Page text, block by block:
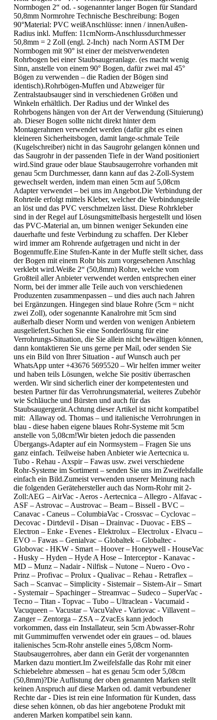
Normbogen 2“ od. - sogenannter langer Bogen für Standard
50,8mm Normrohre Technische Beschreibung: Bogen
90°Material: PVC weißAnschlüsse: innen / innenAußen-
Radius inkl. Muffen: 11cmNorm-Anschlussdurchmesser
50,8mm = 2 Zoll (engl. 2-Inch) nach Norm ASTM Der
Normbogen mit 90° ist einer der meistverwendeten
Rohrbogen bei einer Staubsaugeranlage. (es macht wenig
Sinn, anstelle von einem 90° Bogen, dafür zwei mal 45°
Bögen zu verwenden – die Radien der Bögen sind
identisch).Rohrbögen-Muffen und Abzweiger für
Zentralstaubsauger sind in verschiedenen Größen und
Winkeln erhältlich. Der Radius und der Winkel des
Rohrbogens hängen von der Art der Verwendung (Situierung)
ab. Dieser Bogen sollte nicht direkt hinter dem
Montagerahmen verwendet werden (dafür gibt es einen
kleineren Sicherheitsbogen, damit lange-schmale Teile
(Kugelschreiber) nicht in das Saugrohr gelangen können und
das Saugrohr in der passenden Tiefe in der Wand positioniert
wird.Sind graue oder blaue Staubsaugerrohre vorhanden mit
genau 5cm Durchmesser, dann kann auf das 2-Zoll-System
gewechselt werden, indem man einen 5cm auf 5,08cm
Adapter verwendet – bei uns im Angebot.Die Verbindung der
Rohrteile erfolgt mittels Kleber, welcher die Verbindungsteile
an löst und das PVC verschmelzen lässt. Diese Rohrkleber
sind in der Regel auf Lösungsmittelbasis hergestellt und lösen
das PVC-Material an, um binnen weniger Sekunden eine
dauerhafte und feste Verbindung zu schaffen. Der Kleber
wird immer am Rohrende aufgetragen und nicht in der
Bogenmuffe.Eine Stufen-Kante in der Muffe stellt sicher, dass
der Bogen mit einem Rohr bis zum vorgesehenen Anschlag
verklebt wird.Weiße 2“ (50,8mm) Rohre, welche vom
Großteil aller Anbieter verwendet werden entsprechen einer
Norm, bei der immer alle Teile auch von verschiedenen
Produzenten zusammenpassen – und dies auch nach Jahren
bei Ergänzungen. Hingegen sind blaue Rohre (5cm = nicht
zwei Zoll), oder sogenannte Kanalrohre mit 5cm sind
außerhalb dieser Norm und werden von wenigen Anbietern
ausgeliefert.Suchen Sie eine Sonderlösung für eine
Verrohrungs-Situation, die Sie allein nicht bewältigen können,
dann kontaktieren Sie uns gerne per Mail, oder senden Sie
uns ein Bild von Ihrer Situation - auf Wunsch auch per
WhatsApp unter +43676 5695520 – Wir helfen immer weiter
und haben teils Lösungen, welche Sie positiv überraschen
werden. Wir sind sicherlich einer der kompetentesten und
besten Partner für das Verrohrungsmaterial, weiteres Zubehör
wie Schläuche und Bürsten und auch für das
Staubsaugergerät.Achtung dieser Artikel ist nicht kompatibel
mit: Allaway od. Thomas – und italienische Verrohrungen in
blau - diese haben eigene blaues Rohr-Systeme mit 5cm
anstelle von 5,08cm!Wir bieten jedoch die passenden
Übergangs-Adapter auf ein Normsystem – Fragen Sie uns
ganz einfach. Teilweise haben Anbieter wie Aertecnica u.
Tubo - Rehau - Axspir – Fawas usw. zwei verschiedene
Rohr-Systeme im Sortiment – senden Sie uns im Zweifelsfalle
einfach ein Bild.Zumeist verwenden unserer Meinung nach
die folgenden Gerätehersteller auch das Norm-Rohr mit 2-
Zoll:AEG – AirVac - Aeros - Aertecnica – Allegro - Alfavac -
ASF – Astrovac – Austrovac – Beam – Bissell - BVC –
Canavac - Caneus – ColumbiaVac - Crossvac – Cyclovac –
Decovac - Dirtdevil - Disan – Drainvac - Duovac - EBS –
Electron – Enke - Evenes - Elektrolux – Electrolux - Elvacu –
EVO – Fawas – Genialvac – Globaltek – Globaltec -
Globovac - HKW - Smart – Hoover – Honeywell - HouseVac
- Husky – Hyden – Hyde A Hose – Interceptor - Kanavac -
MD – Munz – Nadair - Nilfisk – Nutone – Nuero - Ovo -
Prinz – Profivac – Prolux - Qualivac – Rehau - Retraflex –
Sach – Scanvac – Simplicity - Sistemair – Sistem-Air – Smart
- Systemair – Spachinger – Streamvac – Sudeco – SuperVac -
Tecno – Titan - Topvac – Tubo – Ultraclean - Vacumaid -
Vacuqueen – Vacustar – VacuValve - Variovac - Villavent –
Zanger – Zentorga – ZSA – ZvacEs kann jedoch
vorkommen, dass ein Installateur, sein 5cm Abwasser-Rohr
mit Gummimuffen verwendet oder ein graues – od. blaues
italienisches 5cm-Rohr anstelle eines 5,08cm Norm-
Staubsaugerrohres, aber dann ein Gerät der vorgenannten
Marken dazu montiert.Im Zweifelsfalle das Rohr mit einer
Schiebelehre abmessen – hat es genau 5cm oder 5,08cm
(50,8mm)?Die Auflistung der oben genannten Marken stellt
keinen Anspruch auf diese Marken od. damit verbundener
Rechte dar - Dies ist rein eine Information für Kunden, dass
diese sehen können, ob das hier angebotene Produkt mit
anderen Marken kompatibel sein kann.